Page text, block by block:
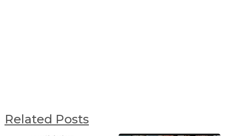
Related Posts